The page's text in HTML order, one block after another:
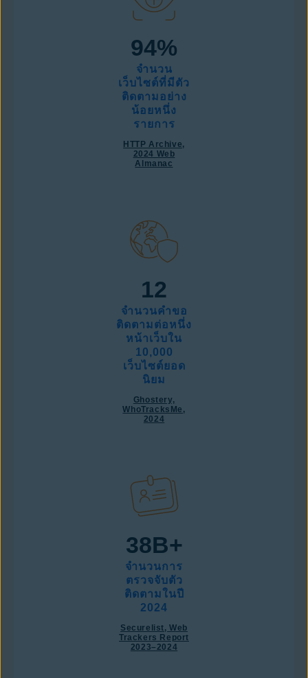
94%
จำนวน
เว็บไซต์ที่มีตัว
ติดตามอย่าง
น้อยหนึ่ง
รายการ
HTTP Archive,
2024 Web
Almanac
12
จำนวนคำขอ
ติดตามต่อหนึ่ง
หน้าเว็บใน
10,000
เว็บไซต์ยอด
นิยม
Ghostery,
WhoTracksMe,
2024
38B+
จำนวนการ
ตรวจจับตัว
ติดตามในปี
2024
Securelist, Web
Trackers Report
2023–2024